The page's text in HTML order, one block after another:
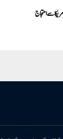
سے احتجاج